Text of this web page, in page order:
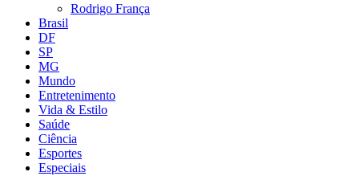
Rodrigo França
Brasil
DF
SP
MG
Mundo
Entretenimento
Vida & Estilo
Saúde
Ciência
Esportes
Especiais